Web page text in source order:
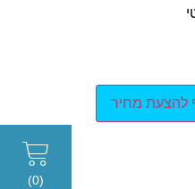
להצעת מחיר
(0)